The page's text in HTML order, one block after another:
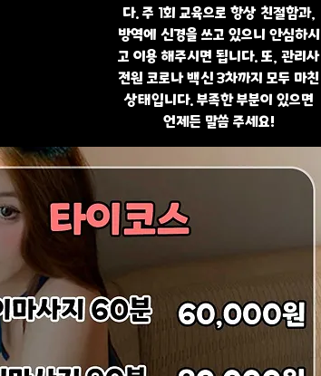
다. 주 1회 교육으로 항상 친절함과,
방역에 신경을 쓰고 있으니 안심하시
고 이용 해주시면 됩니다. 또, 관리사
전원 코로나 백신 3차까지 모두 마친
상태입니다. 부족한 부분이 있으면
언제든 말씀 주세요!